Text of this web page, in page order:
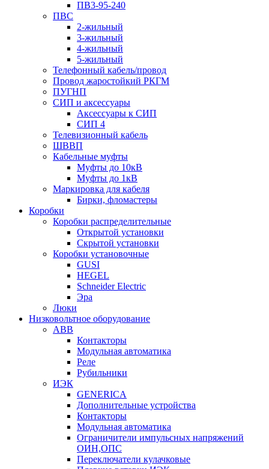
ПВ3-95-240
ПВС
2-жильный
3-жильный
4-жильный
5-жильный
Телефонный кабель/провод
Провод жаростойкий РКГМ
ПУГНП
СИП и аксессуары
Аксессуары к СИП
СИП 4
Телевизионный кабель
ШВВП
Кабельные муфты
Муфты до 10кВ
Муфты до 1кВ
Маркировка для кабеля
Бирки, фломастеры
Коробки
Коробки распределительные
Открытой установки
Скрытой установки
Коробки установочные
GUSI
HEGEL
Schneider Electric
Эра
Люки
Низковольтное оборудование
ABB
Контакторы
Модульная автоматика
Реле
Рубильники
ИЭК
GENERICA
Дополнительные устройства
Контакторы
Модульная автоматика
Ограничители импульсных напряжений
ОИН,ОПС
Переключатели кулачковые